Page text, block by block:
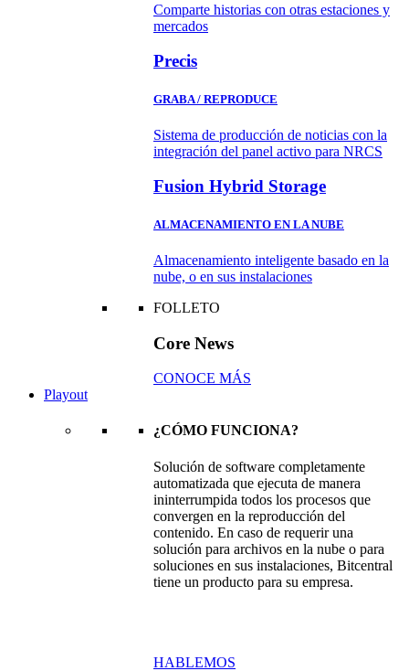
Comparte historias con otras estaciones y
mercados
Precis
GRABA / REPRODUCE
Sistema de producción de noticias con la
integración del panel activo para NRCS
Fusion Hybrid Storage
ALMACENAMIENTO EN LA NUBE
Almacenamiento inteligente basado en la
nube, o en sus instalaciones
FOLLETO
Core News
CONOCE MÁS
Playout
¿CÓMO FUNCIONA?
Solución de software completamente
automatizada que ejecuta de manera
ininterrumpida todos los procesos que
convergen en la reproducción del
contenido. En caso de requerir una
solución para archivos en la nube o para
soluciones en sus instalaciones, Bitcentral
tiene un producto para su empresa.
HABLEMOS